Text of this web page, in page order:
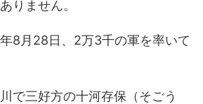
りません。
8月28日、2万3千の軍を率いて
で三好方の十河存保（そごう